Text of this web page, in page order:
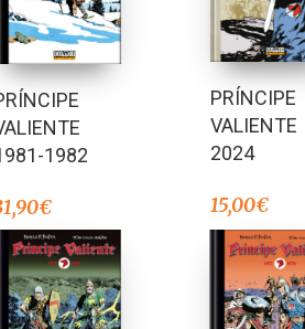
1982
€
PRÍNCIPE
VALIENTE
2024
15,00€